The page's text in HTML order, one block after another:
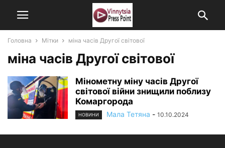
Головна Мітки міна часів Другої світової
міна часів Другої світової
Мінометну міну часів Другої
світової війни знищили поблизу
Комаргорода
НОВИНИ Мала Тетяна - 10.10.2024